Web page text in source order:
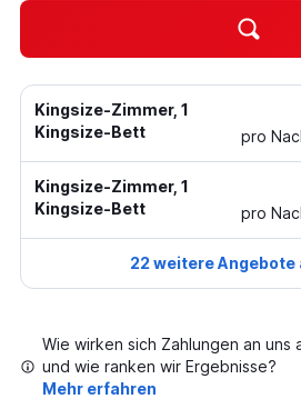
Kingsize-Zimmer, 1
Kingsize-Bett
pro
Kingsize-Zimmer, 1
Kingsize-Bett
pro
22 weitere Angebote
Wie wirken sich Zahlungen an uns
und wie ranken wir Ergebnisse?
Mehr erfahren